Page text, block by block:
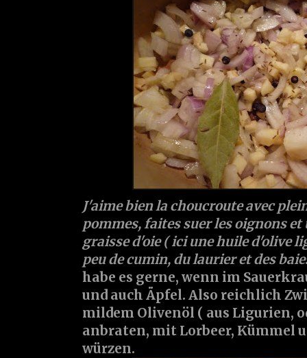
J'aime bien la choucroute avec
pommes, faites suer les oignons et
graisse d'oie ( ici une huile d'olive
peu de cumin, du laurier et des
habe es gerne, wenn im
und auch Äpfel. Also reichlich
mildem Olivenöl ( aus Ligurien,
anbraten, mit Lorbeer, Kümmel
würzen.